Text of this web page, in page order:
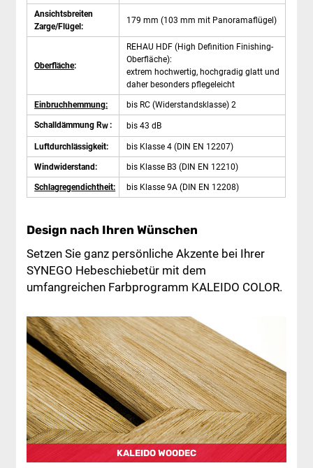
Ansichtsbreiten
Zarge/Flügel:
179 mm (103 mm mit Panoramaflügel)
Oberfläche:
REHAU HDF (High Definition Finishing-
Oberfläche):
extrem hochwertig, hochgradig glatt und
daher besonders pflegeleicht
Einbruchhemmung: bis RC (Widerstandsklasse) 2
Schalldämmung RW: bis 43 dB
Luftdurchlässigkeit: bis Klasse 4 (DIN EN 12207)
Windwiderstand: bis Klasse B3 (DIN EN 12210)
Schlagregendichtheit: bis Klasse 9A (DIN EN 12208)
Design nach Ihren Wünschen
Setzen Sie ganz persönliche Akzente bei Ihrer
SYNEGO Hebeschiebetür mit dem
umfangreichen Farbprogramm KALEIDO COLOR.
KALEIDO WOODEC